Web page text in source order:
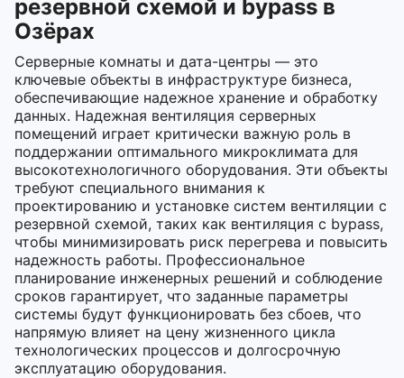
резервной схемой и bypass в
Озёрах
Серверные комнаты и дата-центры — это
ключевые объекты в инфраструктуре бизнеса,
обеспечивающие надежное хранение и обработку
данных. Надежная вентиляция серверных
помещений играет критически важную роль в
поддержании оптимального микроклимата для
высокотехнологичного оборудования. Эти объекты
требуют специального внимания к
проектированию и установке систем вентиляции с
резервной схемой, таких как вентиляция с bypass,
чтобы минимизировать риск перегрева и повысить
надежность работы. Профессиональное
планирование инженерных решений и соблюдение
сроков гарантирует, что заданные параметры
системы будут функционировать без сбоев, что
напрямую влияет на цену жизненного цикла
технологических процессов и долгосрочную
эксплуатацию оборудования.